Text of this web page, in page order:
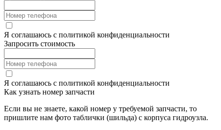
Я соглашаюсь с политикой конфиденциальности
Запросить стоимость
Я соглашаюсь с политикой конфиденциальности
Как узнать номер запчасти
Если вы не знаете, какой номер у требуемой запчасти, то
пришлите нам фото таблички (шильда) с корпуса гидроузла.